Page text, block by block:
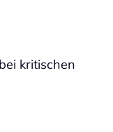
kritischen